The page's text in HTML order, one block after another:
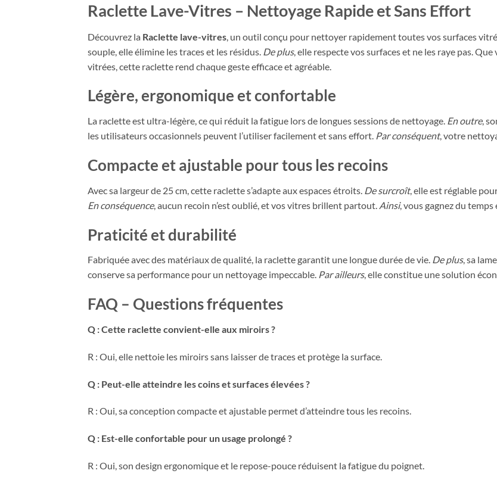
Raclette Lave-Vitres – Nettoyage Rapide et Sans Effort
Découvrez la Raclette lave-vitres , un outil conçu pour nettoyer rapidement toutes vos surfaces
souple, elle élimine les traces et les résidus. De plus, elle respecte vos surfaces et ne les raye pas.
vitrées, cette raclette rend chaque geste efficace et agréable.
Légère, ergonomique et confortable
La raclette est ultra-légère, ce qui réduit la fatigue lors de longues sessions de nettoyage. En outre,
les utilisateurs occasionnels peuvent l’utiliser facilement et sans effort. Par conséquent, votre
Compacte et ajustable pour tous les recoins
Avec sa largeur de 25 cm, cette raclette s’adapte aux espaces étroits. De surcroît, elle est réglable
En conséquence, aucun recoin n’est oublié, et vos vitres brillent partout. Ainsi, vous gagnez du temps
Praticité et durabilité
Fabriquée avec des matériaux de qualité, la raclette garantit une longue durée de vie. De plus, sa
conserve sa performance pour un nettoyage impeccable. Par ailleurs, elle constitue une solution
FAQ – Questions fréquentes
Q : Cette raclette convient-elle aux miroirs ?
R : Oui, elle nettoie les miroirs sans laisser de traces et protège la surface.
Q : Peut-elle atteindre les coins et surfaces élevées ?
R : Oui, sa conception compacte et ajustable permet d’atteindre tous les recoins.
Q : Est-elle confortable pour un usage prolongé ?
R : Oui, son design ergonomique et le repose-pouce réduisent la fatigue du poignet.